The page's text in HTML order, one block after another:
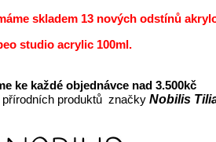
skladem 13 nových odstínů
studio acrylic 100ml.
ke každé objednávce nad 3.500kč
produktů značky Nobilis